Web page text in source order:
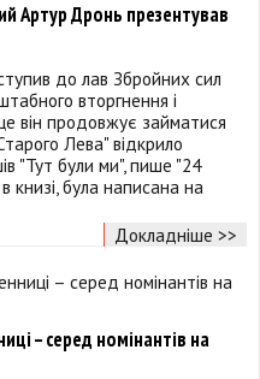
Артур Дронь презентував
до лав Збройних сил
вторгнення і
він продовжує займатися
Лева" відкрило
"Тут були ми", пише "24
книзі, була написана на
Докладніше >>
– серед номінантів на